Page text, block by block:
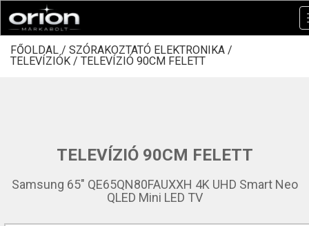
FŐOLDAL / SZÓRAKOZTATÓ ELEKTRONIKA /
TELEVÍZIÓK / TELEVÍZIÓ 90CM FELETT
TELEVÍZIÓ 90CM FELETT
Samsung 65" QE65QN80FAUXXH 4K UHD Smart Neo
QLED Mini LED TV